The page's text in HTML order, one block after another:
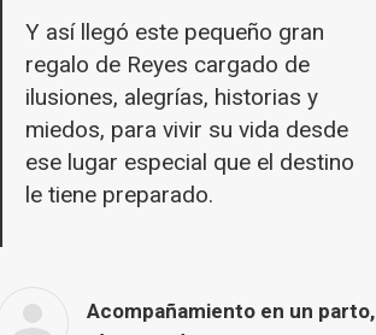
Y así llegó este pequeño gran
regalo de Reyes cargado de
ilusiones, alegrías, historias y
miedos, para vivir su vida desde
ese lugar especial que el destino
le tiene preparado.
Acompañamiento en un parto,